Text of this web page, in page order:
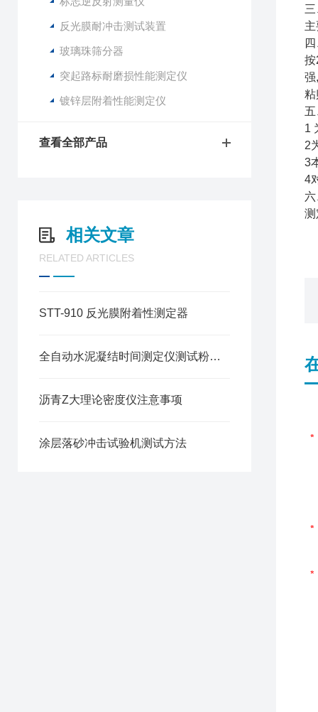
反光膜耐冲击测试装置
玻璃珠筛分器
突起路标耐磨损性能测定仪
镀锌层附着性能测定仪
查看全部产品
相关文章
RELATED ARTICLES
STT-910 反光膜附着性测定器
全自动水泥凝结时间测定仪测试粉煤灰水泥凝结时间方法
沥青Z大理论密度仪注意事项
涂层落砂冲击试验机测试方法
按
强
粘
1
2
3
4
测